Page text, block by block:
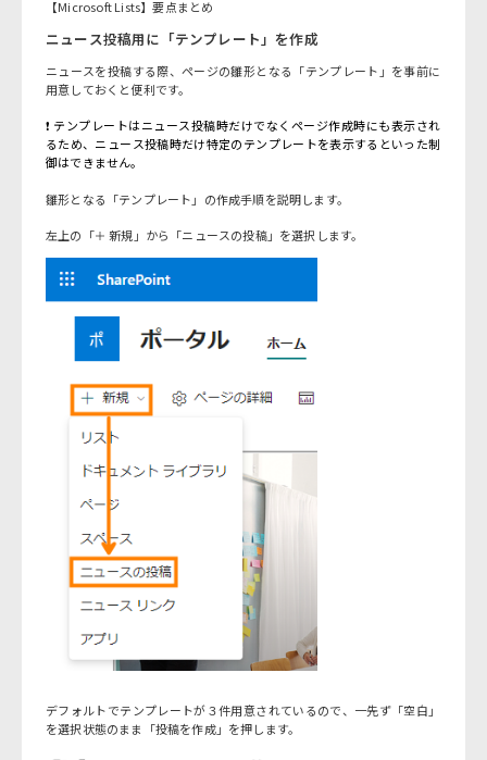
【Microsoft Lists】要点まとめ
ニュース投稿用に「テンプレート」を作成
ニュースを投稿する際、ページの雛形となる「テンプレート」を事前に
用意しておくと便利です。
❗ テンプレートはニュース投稿時だけでなくページ作成時にも表示され
るため、ニュース投稿時だけ特定のテンプレートを表示するといった制
御はできません。
雛形となる「テンプレート」の作成手順を説明します。
左上の「＋ 新規」から「ニュースの投稿」を選択します。
デフォルトでテンプレートが３件用意されているので、一先ず「空白」
を選択状態のまま「投稿を作成」を押します。